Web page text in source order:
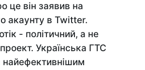
це він заявив на
акаунту в Twitter.
- політичний, а не
Українська ГТС